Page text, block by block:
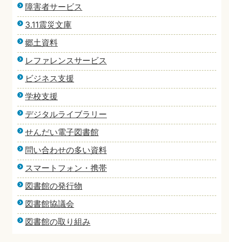
障害者サービス
3.11震災文庫
郷土資料
レファレンスサービス
ビジネス支援
学校支援
デジタルライブラリー
せんだい電子図書館
問い合わせの多い資料
スマートフォン・携帯
図書館の発行物
図書館協議会
図書館の取り組み